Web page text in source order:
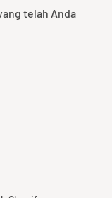
telah Anda